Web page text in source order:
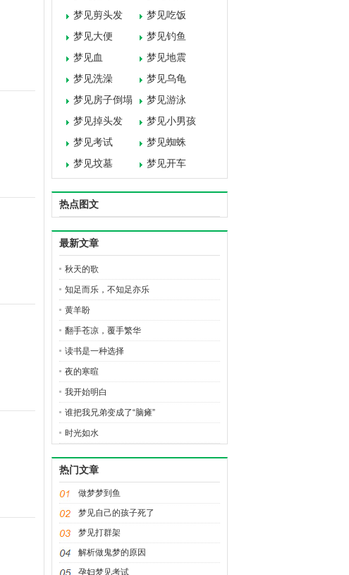
梦见剪头发
梦见吃饭
梦见大便
梦见钓鱼
梦见血
梦见地震
梦见洗澡
梦见乌龟
梦见房子倒塌
梦见游泳
梦见掉头发
梦见小男孩
梦见考试
梦见蜘蛛
梦见坟墓
梦见开车
热点图文
最新文章
秋天的歌
知足而乐，不知足亦乐
黄羊盼
翻手苍凉，覆手繁华
读书是一种选择
夜的寒暄
我开始明白
谁把我兄弟变成了“脑瘫”
时光如水
热门文章
做梦梦到鱼
梦见自己的孩子死了
梦见打群架
解析做鬼梦的原因
孕妇梦见考试